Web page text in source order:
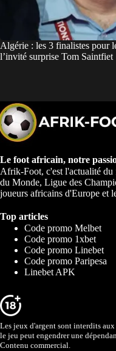
Algérie : les 3 finalistes pour
l’invité surprise Tom Saintfiet
Le foot africain, notre
Afrik-Foot, c'est l'actualité
du Monde, Ligue des
joueurs africains d'Europe et
Top articles
Code promo Melbet
Code promo 1xbet
Code promo Linebet
Code promo Paripesa
Linebet APK
Les jeux d'argent sont interdits
le jeu peut engendrer une
Contenu commercial.